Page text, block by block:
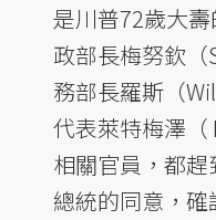
是川普72歲大
政部長梅努欽
務部長羅斯（
代表萊特梅澤（
相關官員，都
總統的同意，